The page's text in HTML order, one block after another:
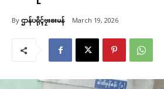
By ဌာန်ပရိုၚ်ဗၠးၜးမန် March 19, 2026